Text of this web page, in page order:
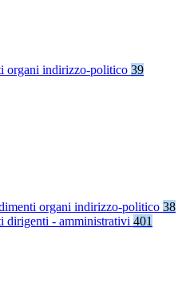
organi indirizzo-politico 39
organi indirizzo-politico 38
dirigenti - amministrativi 401